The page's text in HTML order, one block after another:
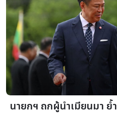
นายกฯ ถกผู้นำเมียนมา